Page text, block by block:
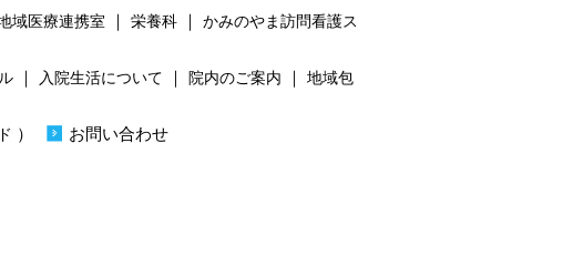
域医療連携室 ｜ 栄養科 ｜ かみのやま訪問看護ス
｜ 入院生活について ｜ 院内のご案内 ｜ 地域包
） お問い合わせ